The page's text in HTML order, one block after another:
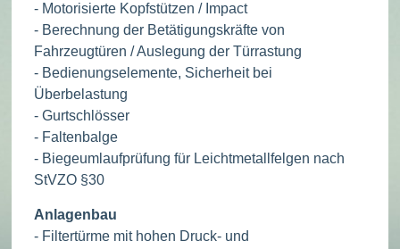
- Motorisierte Kopfstützen / Impact
- Berechnung der Betätigungskräfte von
Fahrzeugtüren / Auslegung der Türrastung
- Bedienungselemente, Sicherheit bei
Überbelastung
- Gurtschlösser
- Faltenbalge
- Biegeumlaufprüfung für Leichtmetallfelgen nach
StVZO §30
Anlagenbau
- Filtertürme mit hohen Druck- und